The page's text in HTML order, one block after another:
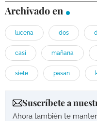
Archivado en
lucena dos
casi mañana
siete pasan
Suscríbete a
Ahora también te